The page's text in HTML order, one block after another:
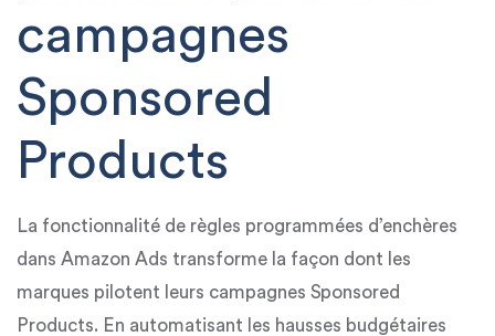
campagnes
Sponsored
Products
La fonctionnalité de règles programmées d’enchères
dans Amazon Ads transforme la façon dont les
marques pilotent leurs campagnes Sponsored
Products. En automatisant les hausses budgétaires